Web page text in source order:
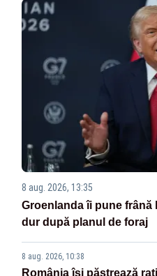
8 aug. 2026, 13:35
Groenlanda îi pune frână
dur după planul de foraj
8 aug. 2026, 10:38
România își păstrează